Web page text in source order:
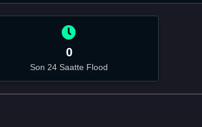
0
Son 24 Saatte Flood